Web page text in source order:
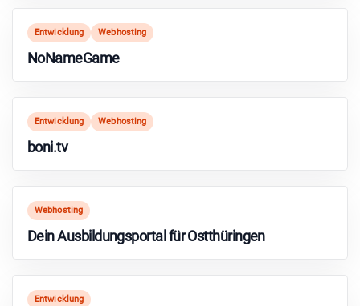
Entwicklung Webhosting
NoNameGame
Entwicklung Webhosting
boni.tv
Webhosting
Dein Ausbildungsportal für Ostthüringen
Entwicklung